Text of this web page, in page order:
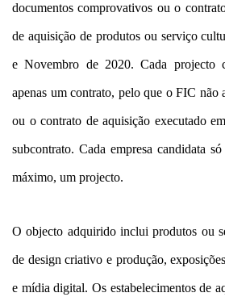
documentos comprovativos ou o
de aquisição de produtos ou serviço
e Novembro de 2020. Cada projecto
apenas um contrato, pelo que o FIC não
ou o contrato de aquisição executado
subcontrato. Cada empresa candidata
máximo, um projecto.
O objecto adquirido inclui produtos ou
de design criativo e produção,
e mídia digital. Os estabelecimentos de